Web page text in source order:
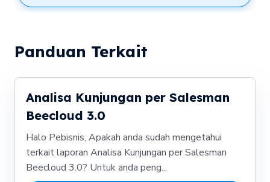
Panduan Terkait
Analisa Kunjungan per Salesman
Beecloud 3.0
Halo Pebisnis, Apakah anda sudah mengetahui
terkait laporan Analisa Kunjungan per Salesman
Beecloud 3.0? Untuk anda peng...